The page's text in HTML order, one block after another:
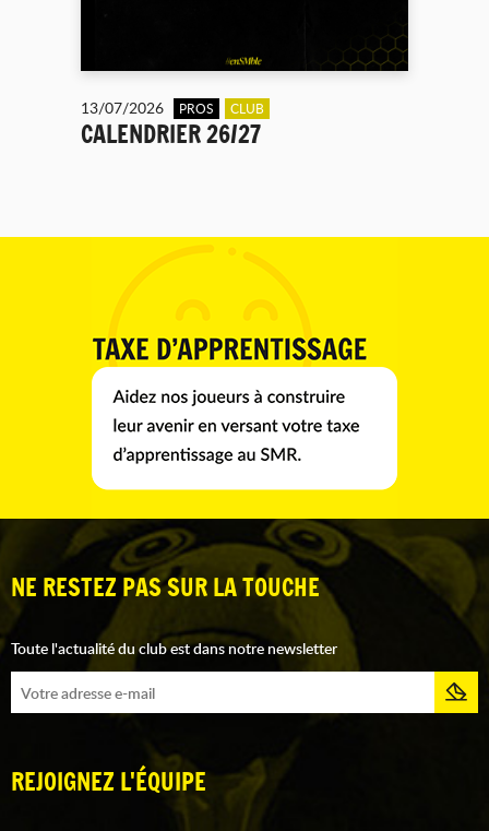
13/07/2026 PROS CLUB
CALENDRIER 26/27
NE RESTEZ PAS SUR LA TOUCHE
Toute l'actualité du club est dans notre newsletter
REJOIGNEZ L'ÉQUIPE